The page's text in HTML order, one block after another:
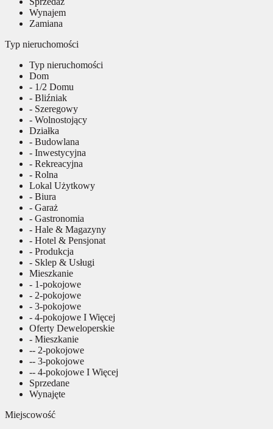
Wynajem
Zamiana
Typ nieruchomości
Typ nieruchomości
Dom
- 1/2 Domu
- Bliźniak
- Szeregowy
- Wolnostojący
Działka
- Budowlana
- Inwestycyjna
- Rekreacyjna
- Rolna
Lokal Użytkowy
- Biura
- Garaż
- Gastronomia
- Hale & Magazyny
- Hotel & Pensjonat
- Produkcja
- Sklep & Usługi
Mieszkanie
- 1-pokojowe
- 2-pokojowe
- 3-pokojowe
- 4-pokojowe I Więcej
Oferty Deweloperskie
- Mieszkanie
-- 2-pokojowe
-- 3-pokojowe
-- 4-pokojowe I Więcej
Sprzedane
Wynajęte
Miejscowość